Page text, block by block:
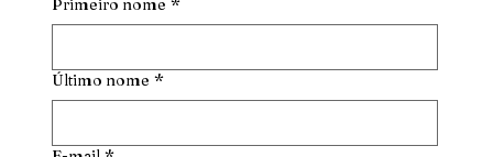
Primeiro nome *
Último nome *